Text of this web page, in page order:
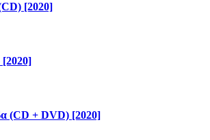
[2020]
(CD + DVD) [2020]